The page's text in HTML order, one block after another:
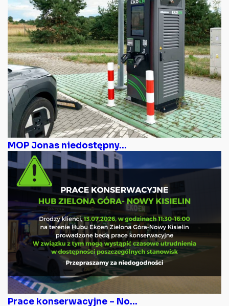
MOP Jonas niedostępny...
Prace konserwacyjne – No...